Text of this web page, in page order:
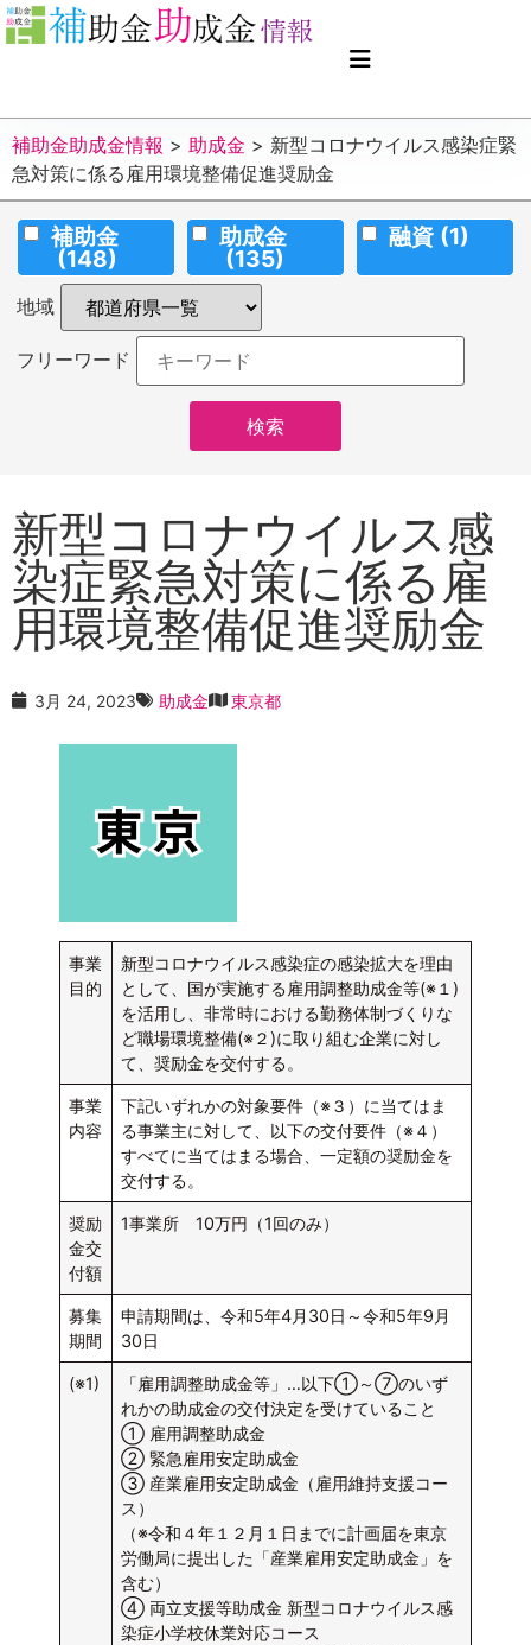
補助金助成金情報 > 助成金 > 新型コロナウイルス感染症緊
急対策に係る雇用環境整備促進奨励金
補助金
(148)
助成金
(135)
融資 (1)
地域
フリーワード
新型コロナウイルス感
染症緊急対策に係る雇
用環境整備促進奨励金
3月 24, 2023 助成金 東京都
事業
目的
新型コロナウイルス感染症の感染拡大を理由
として、国が実施する雇用調整助成金等(※１)
を活用し、非常時における勤務体制づくりな
ど職場環境整備(※２)に取り組む企業に対し
て、奨励金を交付する。
事業
内容
下記いずれかの対象要件（※３）に当てはま
る事業主に対して、以下の交付要件（※４）
すべてに当てはまる場合、一定額の奨励金を
交付する。
奨励
金交
付額
1事業所 10万円（1回のみ）
募集
期間
申請期間は、令和5年4月30日～令和5年9月
30日
(※1)
「雇用調整助成金等」…以下①～⑦のいず
れかの助成金の交付決定を受けていること
① 雇用調整助成金
② 緊急雇用安定助成金
③ 産業雇用安定助成金（雇用維持支援コー
ス）
（※令和４年１２月１日までに計画届を東京
労働局に提出した「産業雇用安定助成金」を
含む）
④ 両立支援等助成金 新型コロナウイルス感
染症小学校休業対応コース